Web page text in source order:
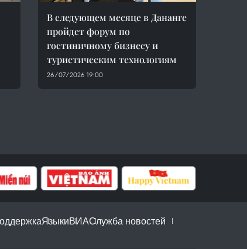
В следующем месяце в Дананге
пройдет форум по
гостиничному бизнесу и
туристическим технологиям
26/07/2026 19:00
ЯзыкиВИАСлужба новостей